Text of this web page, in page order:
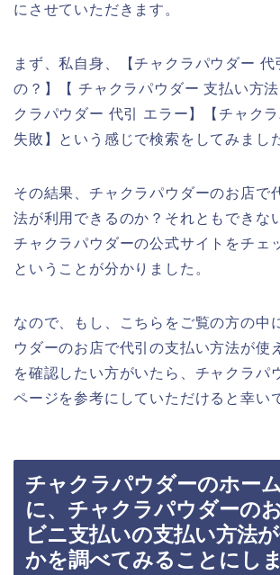
にさせていただきます。
まず、私自身、【チャクラパウダー
の？】【 チャクラパウダー 支払い方
クラパウダー 代引 エラー】【チャク
失敗】という感じで検索をしてみまし
その結果、チャクラパウダーのお店で
法が利用できるのか？それともできな
チャクラパウダーの公式サイトをチェ
ということが分かりました。
なので、もし、こちらをご覧の方の中
ウダーのお店で代引の支払い方法が使
を確認したい方がいたら、チャクラパ
ページを参考にしていただけると幸い
チャクラパウダーのホー
に、チャクラパウダーの
ビニ支払いの支払い方法
かを調べてみることにし